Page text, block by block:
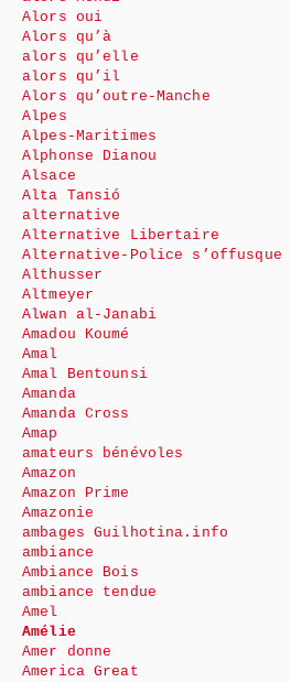
Alors oui
Alors qu’à
alors qu’elle
alors qu’il
Alors qu’outre-Manche
Alpes
Alpes-Maritimes
Alphonse Dianou
Alsace
Alta Tansió
alternative
Alternative Libertaire
Alternative-Police s’offusque
Althusser
Altmeyer
Alwan al-Janabi
Amadou Koumé
Amal
Amal Bentounsi
Amanda
Amanda Cross
Amap
amateurs bénévoles
Amazon
Amazon Prime
Amazonie
ambages Guilhotina.info
ambiance
Ambiance Bois
ambiance tendue
Amel
Amélie
Amer donne
America Great